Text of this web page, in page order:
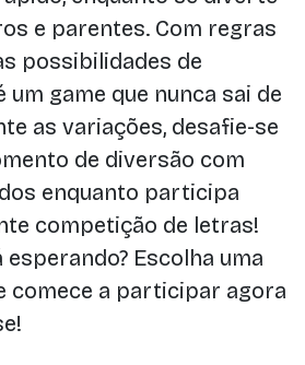
e parentes. Com regras
possibilidades de
um game que nunca sai de
as variações, desafie-se
de diversão com
enquanto participa
competição de letras!
esperando? Escolha uma
comece a participar agora